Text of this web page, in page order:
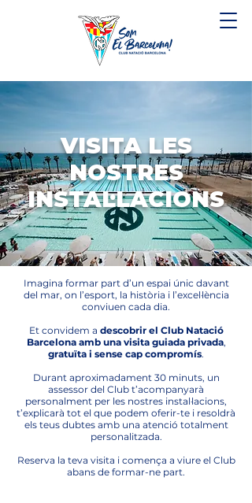
VISITA LES
NOSTRES
INSTAL·LACIONS
Imagina formar part d’un espai únic davant
del mar, on l’esport, la història i l’excel·lència
conviuen cada dia.
Et convidem a descobrir el Club Natació
Barcelona amb una visita guiada privada,
gratuïta i sense cap compromís.
Durant aproximadament 30 minuts, un
assessor del Club t’acompanyarà
personalment per les nostres instal·lacions,
t’explicarà tot el que podem oferir-te i resoldrà
els teus dubtes amb una atenció totalment
personalitzada.
Reserva la teva visita i comença a viure el Club
abans de formar-ne part.